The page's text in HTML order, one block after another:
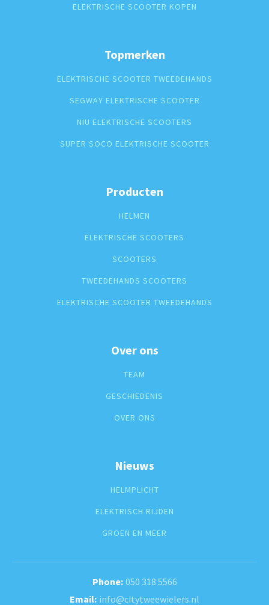
ELEKTRISCHE SCOOTER KOPEN
Topmerken
ELEKTRISCHE SCOOTER TWEEDEHANDS
SEGWAY ELEKTRISCHE SCOOTER
NIU ELEKTRISCHE SCOOTERS
SUPER SOCO ELEKTRISCHE SCOOTER
Producten
HELMEN
ELEKTRISCHE SCOOTERS
SCOOTERS
TWEEDEHANDS SCOOTERS
ELEKTRISCHE SCOOTER TWEEDEHANDS
Over ons
TEAM
GESCHIEDENIS
OVER ONS
Nieuws
HELMPLICHT
ELEKTRISCH RIJDEN
GROEN EN MEER
050 318 5566
info@citytweewielers.nl